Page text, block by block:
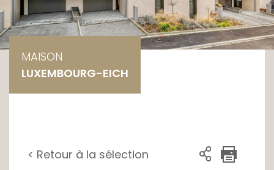
MAISON
LUXEMBOURG-EICH
< Retour à la sélection